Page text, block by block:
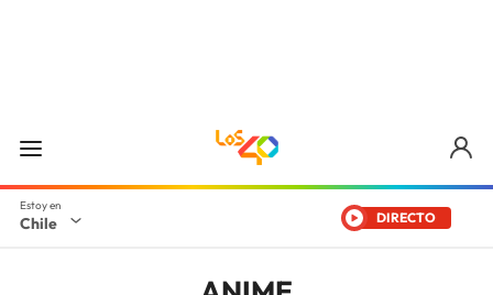
Chile DIRECTO